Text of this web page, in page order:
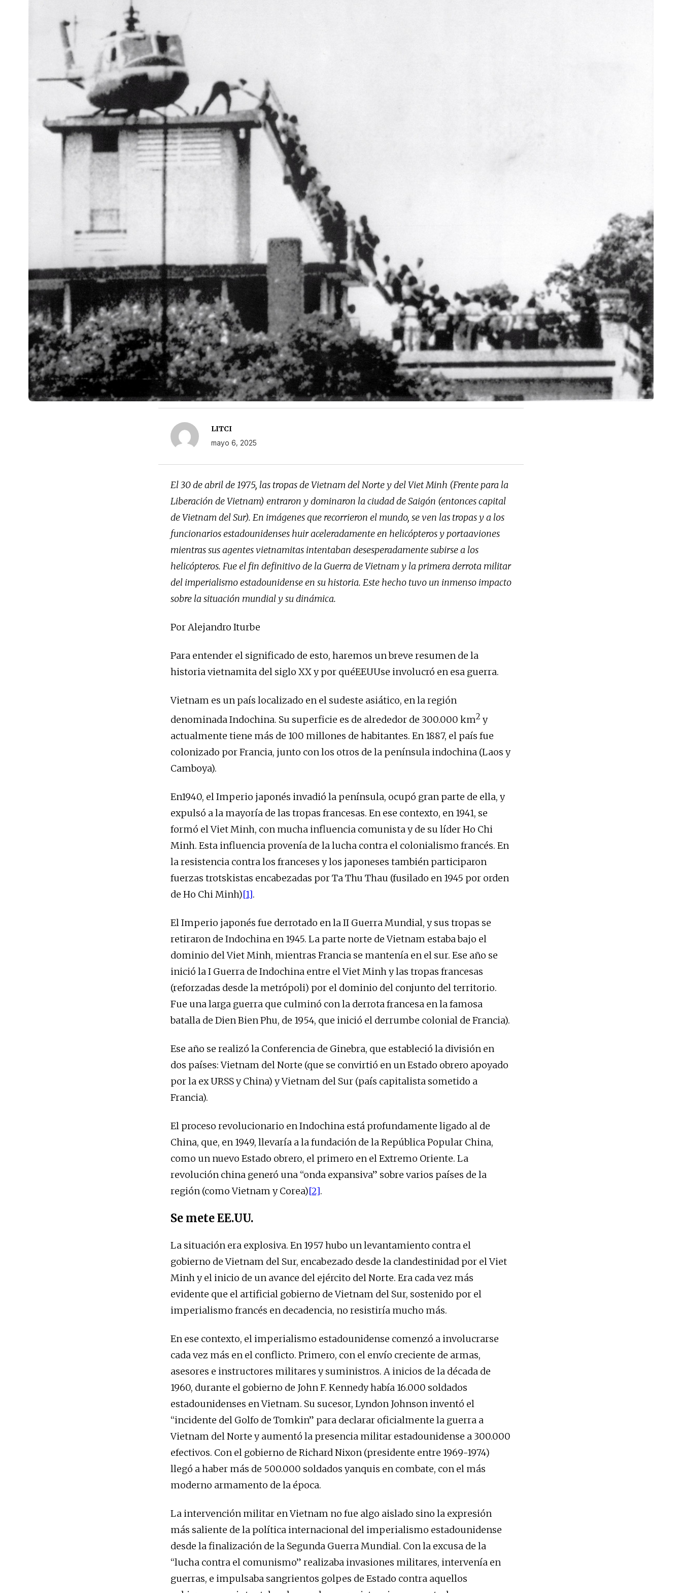
LITCI
mayo 6, 2025
El 30 de abril de 1975, las tropas de Vietnam del Norte y del Viet Minh (Frente para la
Liberación de Vietnam) entraron y dominaron la ciudad de Saigón (entonces capital
de Vietnam del Sur). En imágenes que recorrieron el mundo, se ven las tropas y a los
funcionarios estadounidenses huir aceleradamente en helicópteros y portaaviones
mientras sus agentes vietnamitas intentaban desesperadamente subirse a los
helicópteros. Fue el fin definitivo de la Guerra de Vietnam y la primera derrota militar
del imperialismo estadounidense en su historia. Este hecho tuvo un inmenso impacto
sobre la situación mundial y su dinámica.
Por Alejandro Iturbe
Para entender el significado de esto, haremos un breve resumen de la
historia vietnamita del siglo XX y por quéEEUUse involucró en esa guerra.
Vietnam es un país localizado en el sudeste asiático, en la región
denominada Indochina. Su superficie es de alrededor de 300.000 km2 y
actualmente tiene más de 100 millones de habitantes. En 1887, el país fue
colonizado por Francia, junto con los otros de la península indochina (Laos y
Camboya).
En1940, el Imperio japonés invadió la península, ocupó gran parte de ella, y
expulsó a la mayoría de las tropas francesas. En ese contexto, en 1941, se
formó el Viet Minh, con mucha influencia comunista y de su líder Ho Chi
Minh. Esta influencia provenía de la lucha contra el colonialismo francés. En
la resistencia contra los franceses y los japoneses también participaron
fuerzas trotskistas encabezadas por Ta Thu Thau (fusilado en 1945 por orden
de Ho Chi Minh)[1].
El Imperio japonés fue derrotado en la II Guerra Mundial, y sus tropas se
retiraron de Indochina en 1945. La parte norte de Vietnam estaba bajo el
dominio del Viet Minh, mientras Francia se mantenía en el sur. Ese año se
inició la I Guerra de Indochina entre el Viet Minh y las tropas francesas
(reforzadas desde la metrópoli) por el dominio del conjunto del territorio.
Fue una larga guerra que culminó con la derrota francesa en la famosa
batalla de Dien Bien Phu, de 1954, que inició el derrumbe colonial de Francia).
Ese año se realizó la Conferencia de Ginebra, que estableció la división en
dos países: Vietnam del Norte (que se convirtió en un Estado obrero apoyado
por la ex URSS y China) y Vietnam del Sur (país capitalista sometido a
Francia).
El proceso revolucionario en Indochina está profundamente ligado al de
China, que, en 1949, llevaría a la fundación de la República Popular China,
como un nuevo Estado obrero, el primero en el Extremo Oriente. La
revolución china generó una “onda expansiva” sobre varios países de la
región (como Vietnam y Corea)[2].
Se mete EE.UU.
La situación era explosiva. En 1957 hubo un levantamiento contra el
gobierno de Vietnam del Sur, encabezado desde la clandestinidad por el Viet
Minh y el inicio de un avance del ejército del Norte. Era cada vez más
evidente que el artificial gobierno de Vietnam del Sur, sostenido por el
imperialismo francés en decadencia, no resistiría mucho más.
En ese contexto, el imperialismo estadounidense comenzó a involucrarse
cada vez más en el conflicto. Primero, con el envío creciente de armas,
asesores e instructores militares y suministros. A inicios de la década de
1960, durante el gobierno de John F. Kennedy había 16.000 soldados
estadounidenses en Vietnam. Su sucesor, Lyndon Johnson inventó el
“incidente del Golfo de Tomkin” para declarar oficialmente la guerra a
Vietnam del Norte y aumentó la presencia militar estadounidense a 300.000
efectivos. Con el gobierno de Richard Nixon (presidente entre 1969-1974)
llegó a haber más de 500.000 soldados yanquis en combate, con el más
moderno armamento de la época.
La intervención militar en Vietnam no fue algo aislado sino la expresión
más saliente de la política internacional del imperialismo estadounidense
desde la finalización de la Segunda Guerra Mundial. Con la excusa de la
“lucha contra el comunismo” realizaba invasiones militares, intervenía en
guerras, e impulsaba sangrientos golpes de Estado contra aquellos